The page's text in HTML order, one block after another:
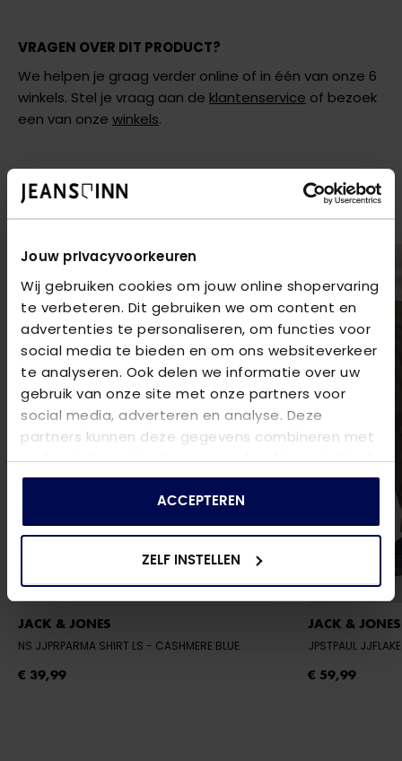
Jouw privacyvoorkeuren
Wij gebruiken cookies om jouw online shopervaring
te verbeteren. Dit gebruiken we om content en
advertenties te personaliseren, om functies voor
social media te bieden en om ons websiteverkeer
te analyseren. Ook delen we informatie over uw
gebruik van onze site met onze partners voor
social media, adverteren en analyse. Deze
partners kunnen deze gegevens combineren met
andere informatie die u aan ze heeft verstrekt of
die ze hebben verzameld op basis van uw gebruik
ACCEPTEREN
ZELF INSTELLEN
VRAGEN OVER DIT PRODUCT?
We helpen je graag verder online of in één van onze 6
winkels. Stel je vraag aan de klantenservice of bezoek
een van onze winkels.
AANBEVOLEN VOOR JOU
JACK & JONES
NS JJPRPARMA SHIRT LS - CASHMERE BLUE
€ 39,99
JACK & JONES
JPSTPAUL
€ 59,99